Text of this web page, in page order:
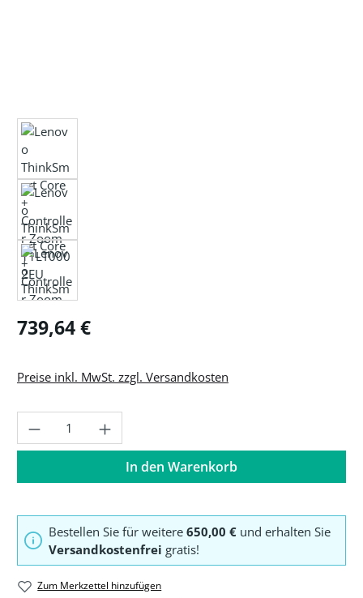
Regulärer Preis:
739,64 €
Preise inkl. MwSt. zzgl. Versandkosten
Produkt Anzahl: Gib den gewünschten
In den Warenkorb
Bestellen Sie für weitere 650,00 € und erhalten Sie
Versandkostenfrei gratis!
Zum Merkzettel hinzufügen